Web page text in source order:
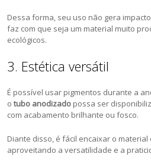
Dessa forma, seu uso não gera
faz com que seja um material muito
ecológicos.
3. Estética versátil
É possível usar pigmentos durante a
otubo anodizado possa ser
com acabamento brilhante ou fosco.
Diante disso, é fácil encaixar o
aproveitando a versatilidade e a